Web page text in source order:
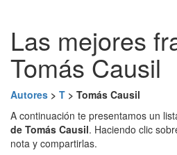
Las mejores
Tomás Causil
Autores > T > Tomás Causil
A continuación te presentamos un
de Tomás Causil. Haciendo clic
nota y compartirlas.